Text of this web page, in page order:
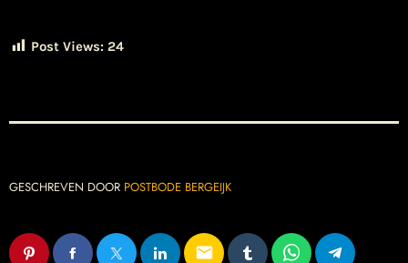
Post Views: 24
GESCHREVEN DOOR POSTBODE BERGEIJK
email